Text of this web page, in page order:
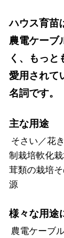
ハウス育苗
農電ケーブ
く、もっと
愛用されて
名詞です。
主な用途
そさい／花
制栽培軟化
茸類の栽培
源
様々な用途
農電ケーブ